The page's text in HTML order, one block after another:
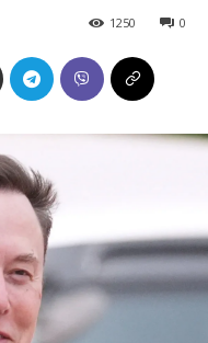
0
1250